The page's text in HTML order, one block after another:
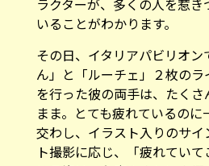
その日、イタリアパビリオン
を行った彼の両手は、たくさ
まま。とても疲れているのに
交わし、イラスト入りのサ
ト撮影に応じ、「疲れてい
ける姿は、心底やさしい人柄
た。